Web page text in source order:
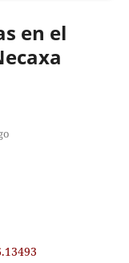
en el